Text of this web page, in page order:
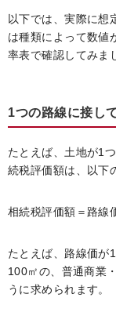
以下では、実際に想
は種類によって数値
率表で確認してみま
1つの路線に接し
たとえば、土地が1
続税評価額は、以下
相続税評価額＝路線
たとえば、路線価が
100㎡の、普通商業
うに求められます。